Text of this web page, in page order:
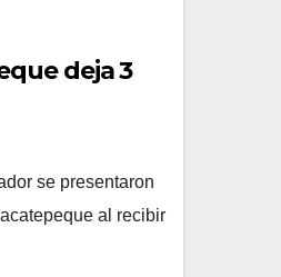
deja 3
se presentaron
al recibir